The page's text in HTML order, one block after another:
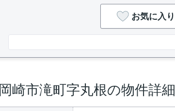
お気に入り
岡崎市滝町字丸根の物件詳細